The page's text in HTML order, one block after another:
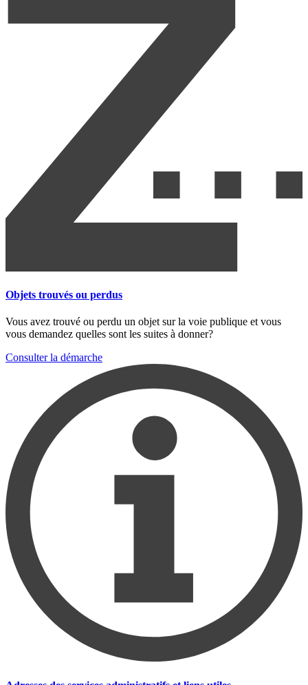
Objets trouvés ou perdus
Vous avez trouvé ou perdu un objet sur la voie publique et vous
vous demandez quelles sont les suites à donner?
Consulter la démarche